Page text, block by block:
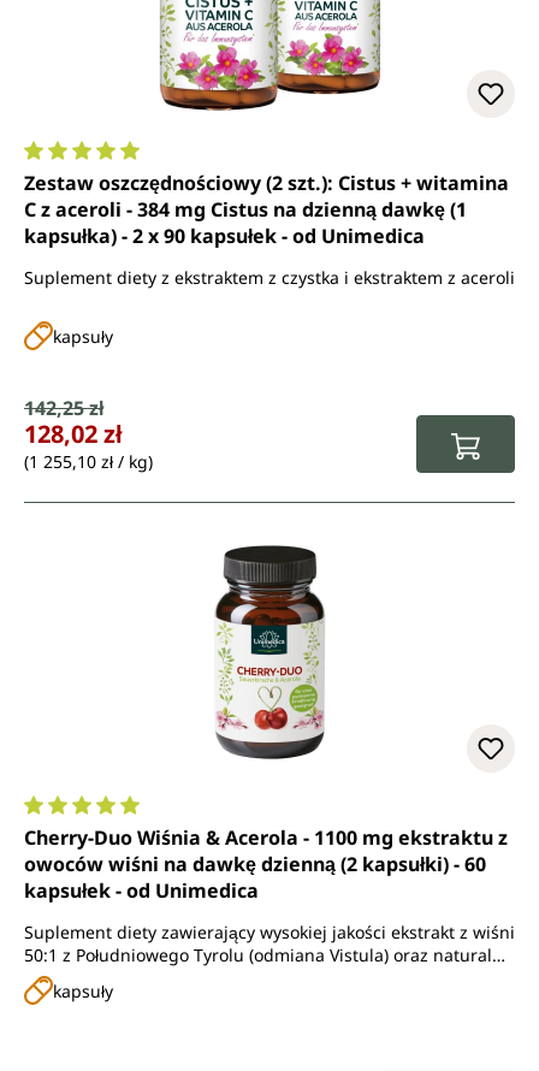
Średnia ocena 5 z 5 gwiazdek
Zestaw oszczędnościowy (2 szt.): Cistus + witamina
C z aceroli - 384 mg Cistus na dzienną dawkę (1
kapsułka) - 2 x 90 kapsułek - od Unimedica
Suplement diety z ekstraktem z czystka i ekstraktem z aceroli
kapsuły
Cena sprzedaży:
Cena regularna:
142,25 zł
128,02 zł
(1 255,10 zł / kg)
Średnia ocena 5 z 5 gwiazdek
Cherry-Duo Wiśnia & Acerola - 1100 mg ekstraktu z
owoców wiśni na dawkę dzienną (2 kapsułki) - 60
kapsułek - od Unimedica
Suplement diety zawierający wysokiej jakości ekstrakt z wiśni
50:1 z Południowego Tyrolu (odmiana Vistula) oraz naturalną
witaminę C.
kapsuły